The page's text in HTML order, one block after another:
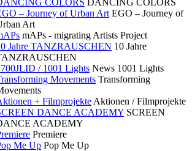
COLORS DANCING COLORS
– Journey of Urban Art EGO – Journey of
Art
mAPs - migrating Artists Project
Jahre TANZRAUSCHEN 10 Jahre
/ 1001 Lights News 1001 Lights
Movements Transforming
+ Filmprojekte Aktionen / Filmprojekte
DANCE ACADEMY SCREEN
ACADEMY
Premiere
Me Up Pop Me Up